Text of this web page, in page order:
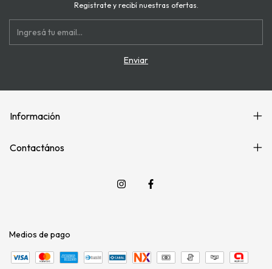
Registrate y recibí nuestras ofertas.
Información
Contactános
Medios de pago